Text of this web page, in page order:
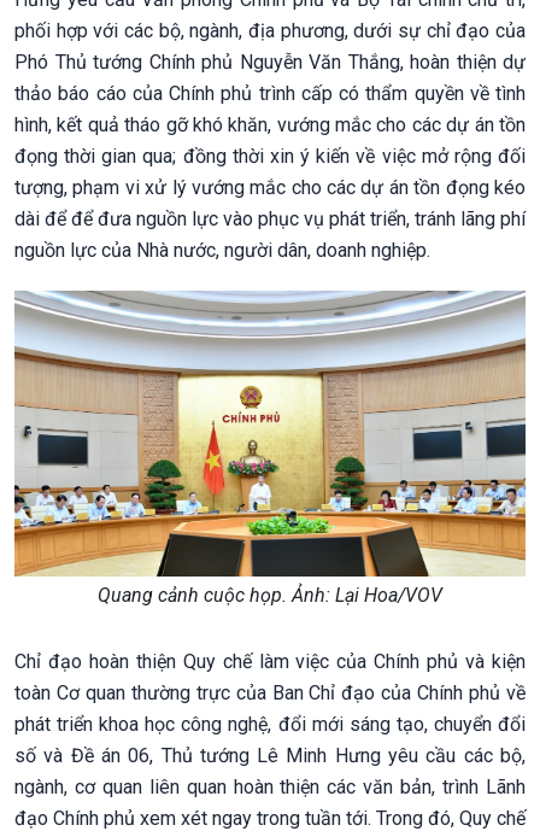
phối hợp với các bộ, ngành, địa phương, dưới sự chỉ đạo của
Phó Thủ tướng Chính phủ Nguyễn Văn Thắng, hoàn thiện dự
thảo báo cáo của Chính phủ trình cấp có thẩm quyền về tình
hình, kết quả tháo gỡ khó khăn, vướng mắc cho các dự án tồn
đọng thời gian qua; đồng thời xin ý kiến về việc mở rộng đối
tượng, phạm vi xử lý vướng mắc cho các dự án tồn đọng kéo
dài để để đưa nguồn lực vào phục vụ phát triển, tránh lãng phí
nguồn lực của Nhà nước, người dân, doanh nghiệp.
Quang cảnh cuộc họp. Ảnh: Lại Hoa/VOV
Chỉ đạo hoàn thiện Quy chế làm việc của Chính phủ và kiện
toàn Cơ quan thường trực của Ban Chỉ đạo của Chính phủ về
phát triển khoa học công nghệ, đổi mới sáng tạo, chuyển đổi
số và Đề án 06, Thủ tướng Lê Minh Hưng yêu cầu các bộ,
ngành, cơ quan liên quan hoàn thiện các văn bản, trình Lãnh
đạo Chính phủ xem xét ngay trong tuần tới. Trong đó, Quy chế